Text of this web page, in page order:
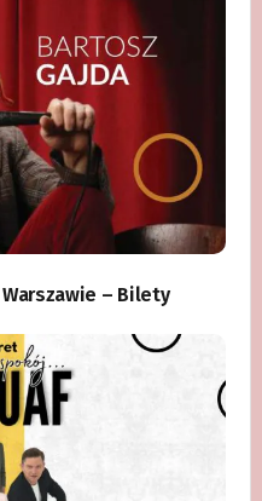
– Bilety